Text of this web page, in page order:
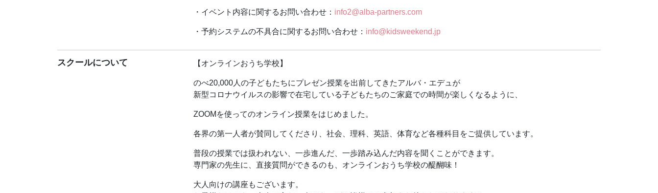
③キャンセルについて
キャンセル待ちの方にお回しするために、前日までにご連絡ください。
ご連絡なくキャンセルをされた場合は、次回以降のお申し込みをお断りしています。
【要確認お願いします】
・前日にZOOMURLを送ります。
ヤフーメール、ホットメールで受信の場合、迷惑メールに入ってしまうこともありますので
必ずご確認ください。
【保護者の方へ】
その他、よくあるご質問はこちらにまとめてあります。
https://www.alba-edu.org/onlineouchigakko/onlineouchigakkou-faq-for-listners/
【授業風景の撮影について】
授業終了後にスクリーンショットを撮影し、広報等、社団活動に活用させていただいております。
お声がけいたしますので、お顔出しNGの方は撮影の時にお顔を隠していただきましたり
・イベント内容に関するお問い合わせ： info2@alba-partners.com
・予約システムの不具合に関するお問い合わせ： info@kidsweekend.jp
スクールについて
【オンラインおうち学校】
のべ20,000人の子どもたちにプレゼン授業を出前してきたアルバ・エデュが
新型コロナウイルスの影響で在宅している子どもたちのご家庭での時間が楽しくなるように、
ZOOMを使ってのオンライン授業をはじめました。
各界の第一人者が賛同してくださり、社会、理科、英語、体育など各種科目をご提供しています。
普段の授業では扱われない、一歩進んだ、一歩踏み込んだ内容を聞くことができます。
専門家の先生に、直接質問ができるのも、オンラインおうち学校の醍醐味！
大人向けの講座もございます。